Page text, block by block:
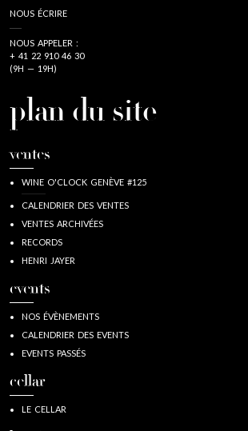
NOUS ÉCRIRE
NOUS APPELER :
+ 41 22 910 46 30
(9H — 19H)
plan du site
ventes
WINE O'CLOCK GENÈVE #125
CALENDRIER DES VENTES
VENTES ARCHIVÉES
RECORDS
HENRI JAYER
events
NOS ÉVÈNEMENTS
CALENDRIER DES EVENTS
EVENTS PASSÉS
cellar
LE CELLAR